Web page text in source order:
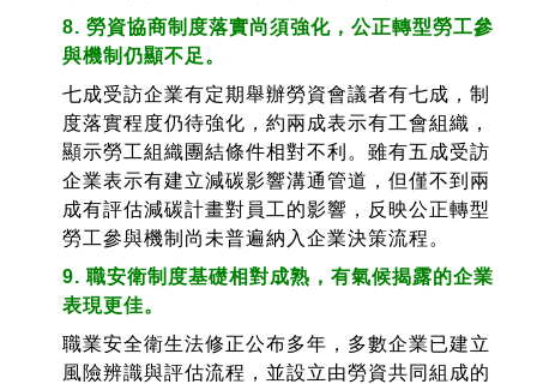
8. 勞資協商制度落實尚須強化，公正轉型勞工參
與機制仍顯不足。
七成受訪企業有定期舉辦勞資會議者有七成，制
度落實程度仍待強化，約兩成表示有工會組織，
顯示勞工組織團結條件相對不利。雖有五成受訪
企業表示有建立減碳影響溝通管道，但僅不到兩
成有評估減碳計畫對員工的影響，反映公正轉型
勞工參與機制尚未普遍納入企業決策流程。
9. 職安衛制度基礎相對成熟，有氣候揭露的企業
表現更佳。
職業安全衛生法修正公布多年，多數企業已建立
風險辨識與評估流程，並設立由勞資共同組成的